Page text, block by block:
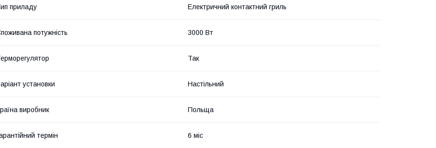
приладу Електричний контактний гриль
потужність 3000 Вт
Так
установки Настільний
виробник Польща
термін 6 міс